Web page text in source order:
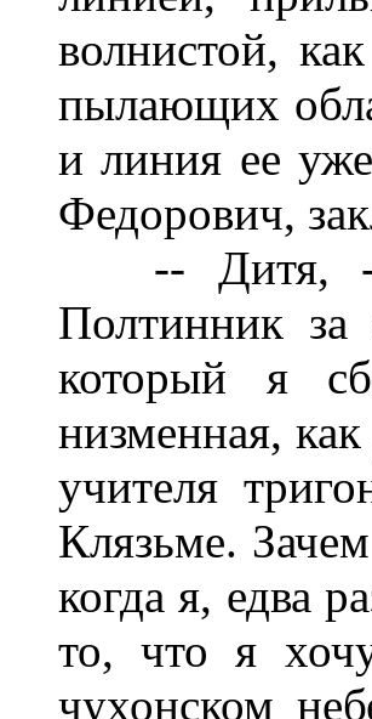
волнистой,
пылающих
и линия ее
Федорович,
-- Дитя, --
Полтинник за
который я
низменная,
учителя
Клязьме.
когда я, едва
то, что я
чухонском